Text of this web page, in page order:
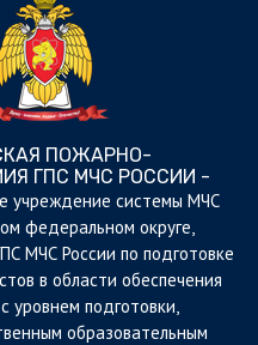
ПОЖАРНО-
ГПС МЧС РОССИИ -
учреждение системы МЧС
федеральном округе,
МЧС России по подготовке
в области обеспечения
уровнем подготовки,
образовательным